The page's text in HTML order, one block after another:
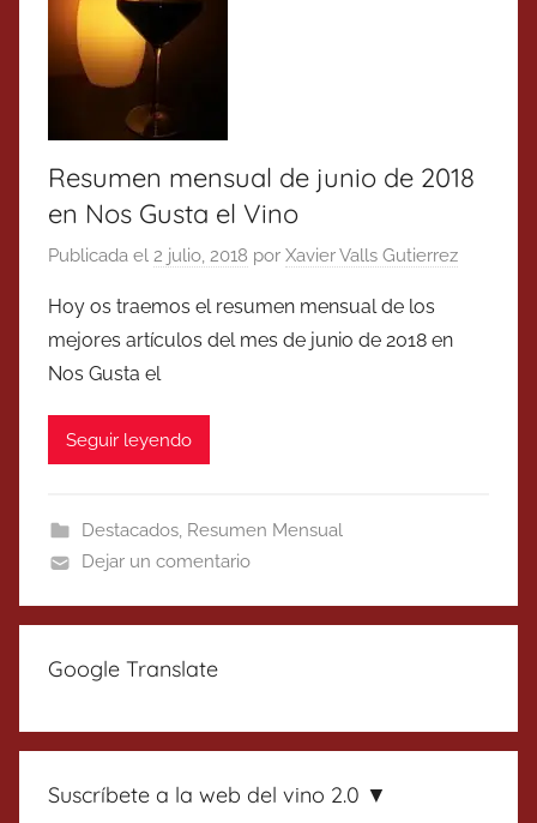
Resumen mensual de junio de 2018
en Nos Gusta el Vino
Publicada el 2 julio, 2018 por Xavier Valls Gutierrez
Hoy os traemos el resumen mensual de los
mejores artículos del mes de junio de 2018 en
Nos Gusta el
Seguir leyendo
Destacados, Resumen Mensual
Dejar un comentario
Google Translate
Suscríbete a la web del vino 2.0 ▼